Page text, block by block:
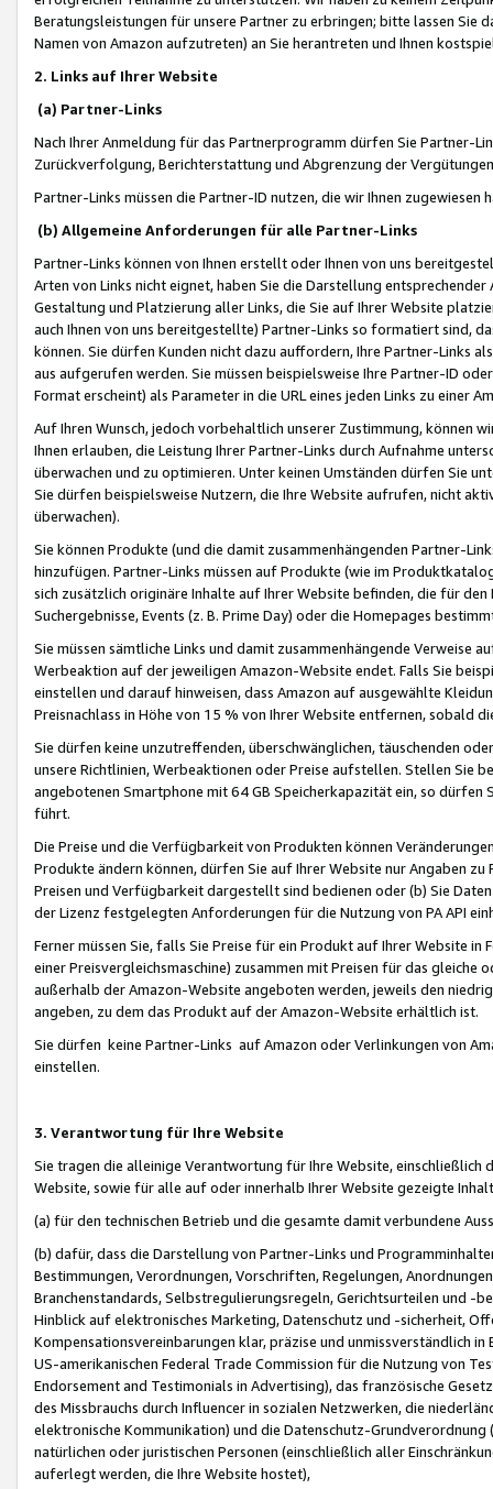
Beratungsleistungen für unsere Partner zu erbringen; bitte lassen Sie
Namen von Amazon aufzutreten) an Sie herantreten und Ihnen
2. Links auf Ihrer Website
(a) Partner-Links
Nach Ihrer Anmeldung für das Partnerprogramm dürfen Sie Partner-
Zurückverfolgung, Berichterstattung und Abgrenzung der
Partner-Links müssen die Partner-ID nutzen, die wir Ihnen zugewiesen
(b) Allgemeine Anforderungen für alle Partner-Links
Partner-Links können von Ihnen erstellt oder Ihnen von uns
Arten von Links nicht eignet, haben Sie die Darstellung
Gestaltung und Platzierung aller Links, die Sie auf Ihrer Website
auch Ihnen von uns bereitgestellte) Partner-Links so formatiert sind,
können. Sie dürfen Kunden nicht dazu auffordern, Ihre Partner-Links
aus aufgerufen werden. Sie müssen beispielsweise Ihre Partner-ID
Format erscheint) als Parameter in die URL eines jeden Links zu einer
Auf Ihren Wunsch, jedoch vorbehaltlich unserer Zustimmung, können
Ihnen erlauben, die Leistung Ihrer Partner-Links durch Aufnahme
überwachen und zu optimieren. Unter keinen Umständen dürfen Sie
Sie dürfen beispielsweise Nutzern, die Ihre Website aufrufen, nicht
überwachen).
Sie können Produkte (und die damit zusammenhängenden Partner-
hinzufügen. Partner-Links müssen auf Produkte (wie im
sich zusätzlich originäre Inhalte auf Ihrer Website befinden, die für
Suchergebnisse, Events (z. B. Prime Day) oder die Homepages
Sie müssen sämtliche Links und damit zusammenhängende
Werbeaktion auf der jeweiligen Amazon-Website endet. Falls Sie
einstellen und darauf hinweisen, dass Amazon auf ausgewählte
Preisnachlass in Höhe von 15 % von Ihrer Website entfernen, sobald
Sie dürfen keine unzutreffenden, überschwänglichen, täuschenden
unsere Richtlinien, Werbeaktionen oder Preise aufstellen. Stellen Sie
angebotenen Smartphone mit 64 GB Speicherkapazität ein, so dürfen
führt.
Die Preise und die Verfügbarkeit von Produkten können
Produkte ändern können, dürfen Sie auf Ihrer Website nur Angaben
Preisen und Verfügbarkeit dargestellt sind bedienen oder (b) Sie
der Lizenz festgelegten Anforderungen für die Nutzung von PA API
Ferner müssen Sie, falls Sie Preise für ein Produkt auf Ihrer Website
einer Preisvergleichsmaschine) zusammen mit Preisen für das
außerhalb der Amazon-Website angeboten werden, jeweils den
angeben, zu dem das Produkt auf der Amazon-Website erhältlich ist.
Sie dürfen keine Partner-Links auf Amazon oder Verlinkungen von
einstellen.
3. Verantwortung für Ihre Website
Sie tragen die alleinige Verantwortung für Ihre Website,
Website, sowie für alle auf oder innerhalb Ihrer Website gezeigte
(a) für den technischen Betrieb und die gesamte damit verbundene
(b) dafür, dass die Darstellung von Partner-Links und
Bestimmungen, Verordnungen, Vorschriften, Regelungen,
Branchenstandards, Selbstregulierungsregeln, Gerichtsurteilen und -
Hinblick auf elektronisches Marketing, Datenschutz und -sicherheit,
Kompensationsvereinbarungen klar, präzise und unmissverständlich
US-amerikanischen Federal Trade Commission für die Nutzung von
Endorsement and Testimonials in Advertising), das französische
des Missbrauchs durch Influencer in sozialen Netzwerken, die
elektronische Kommunikation) und die Datenschutz-
natürlichen oder juristischen Personen (einschließlich aller
auferlegt werden, die Ihre Website hostet),